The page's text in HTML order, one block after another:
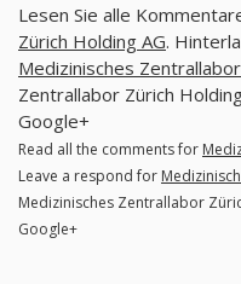
Lesen Sie alle
Zürich Holding AG.
Medizinisches
Zentrallabor Zürich
Google+
Read all the comments for
Leave a respond for
Medizinisches Zentrallabor
Google+